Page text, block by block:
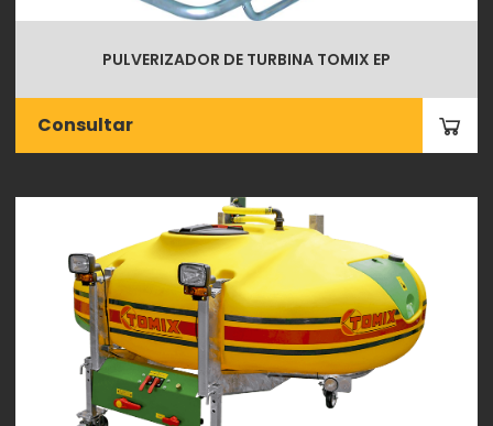
PULVERIZADOR DE TURBINA TOMIX EP
Consultar